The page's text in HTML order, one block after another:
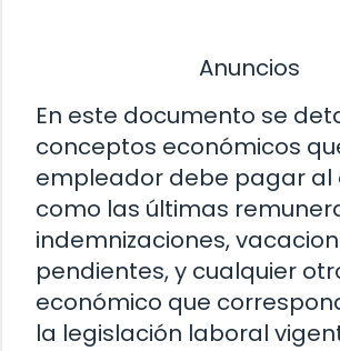
Anuncios
En este documento se
conceptos económicos
empleador debe pagar al
como las últimas
indemnizaciones,
pendientes, y cualquier
económico que
la legislación laboral